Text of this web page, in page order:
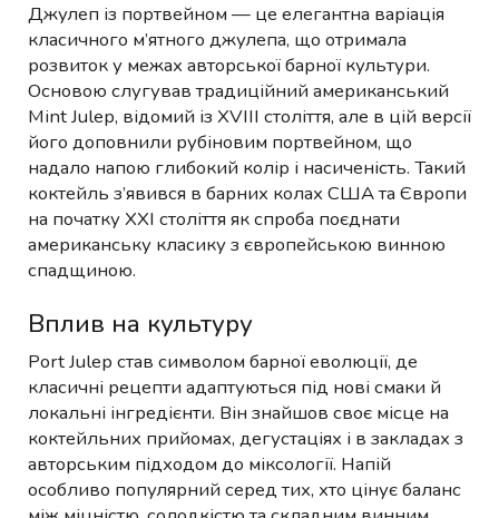
Джулеп із портвейном — це елегантна варіація
класичного м’ятного джулепа, що отримала
розвиток у межах авторської барної культури.
Основою слугував традиційний американський
Mint Julep, відомий із XVIII століття, але в цій версії
його доповнили рубіновим портвейном, що
надало напою глибокий колір і насиченість. Такий
коктейль з’явився в барних колах США та Європи
на початку XXI століття як спроба поєднати
американську класику з європейською винною
спадщиною.
Вплив на культуру
Port Julep став символом барної еволюції, де
класичні рецепти адаптуються під нові смаки й
локальні інгредієнти. Він знайшов своє місце на
коктейльних прийомах, дегустаціях і в закладах з
авторським підходом до міксології. Напій
особливо популярний серед тих, хто цінує баланс